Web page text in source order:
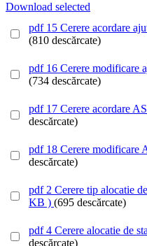
Download selected
pdf 15 Cerere acordare
(810 descărcate)
pdf 16 Cerere modificare
(734 descărcate)
pdf 17 Cerere acordare
descărcate)
pdf 18 Cerere modificare
descărcate)
pdf 2 Cerere tip alocatie
KB ) (695 descărcate)
pdf 4 Cerere alocatie de
descărcate)